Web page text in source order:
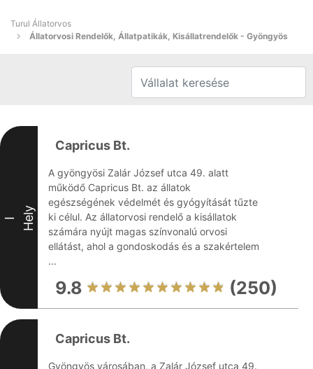
Turul Állatorvos
Állatorvosi Rendelők, Állatpatikák, Kisállatrendelők - Gyöngyös
I Hely
Capricus Bt.
A gyöngyösi Zalár József utca 49. alatt
működő Capricus Bt. az állatok
egészségének védelmét és gyógyítását tűzte
ki célul. Az állatorvosi rendelő a kisállatok
számára nyújt magas színvonalú orvosi
ellátást, ahol a gondoskodás és a szakértelem
...
9.8 (250)
Capricus Bt.
Gyöngyös városában, a Zalár József utca 49.